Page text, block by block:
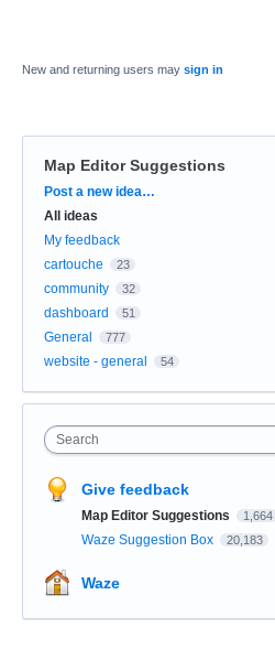
New and returning users may sign in
Map Editor Suggestions
Categories
Post a new idea…
All ideas
My feedback
cartouche
23
community 32
dashboard 51
General 777
website - general 54
Search
Give feedback
Map Editor Suggestions 1,664
Waze Suggestion Box 20,183
Waze